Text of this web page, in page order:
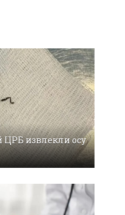
извлекли осу